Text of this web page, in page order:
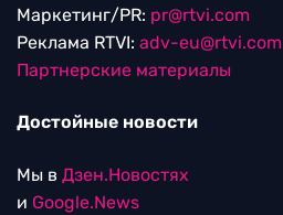
Маркетинг/PR: pr@rtvi.com
Реклама RTVI: adv-eu@rtvi.com
Партнерские материалы
Достойные новости
Мы в Дзен.Новостях
и Google.News